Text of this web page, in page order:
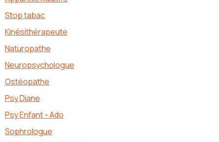
Stop tabac
Kinésithérapeute
Naturopathe
Neuropsychologue
Ostéopathe
Psy Diane
Psy Enfant - Ado
Sophrologue